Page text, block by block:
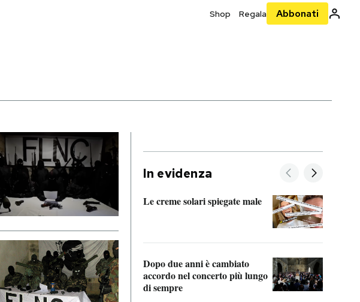
Shop Regala Abbonati
In evidenza
Le creme solari spiegate male
Dopo due anni è cambiato
accordo nel concerto più lungo
di sempre